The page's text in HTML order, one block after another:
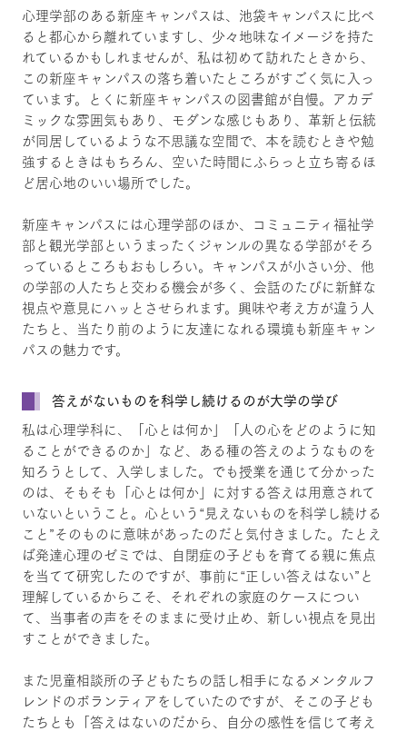
心理学部のある新座キャンパスは、池袋キャンパスに比べ
ると都心から離れていますし、少々地味なイメージを持た
れているかもしれませんが、私は初めて訪れたときから、
この新座キャンパスの落ち着いたところがすごく気に入っ
ています。とくに新座キャンパスの図書館が自慢。アカデ
ミックな雰囲気もあり、モダンな感じもあり、革新と伝統
が同居しているような不思議な空間で、本を読むときや勉
強するときはもちろん、空いた時間にふらっと立ち寄るほ
ど居心地のいい場所でした。
新座キャンパスには心理学部のほか、コミュニティ福祉学
部と観光学部というまったくジャンルの異なる学部がそろ
っているところもおもしろい。キャンパスが小さい分、他
の学部の人たちと交わる機会が多く、会話のたびに新鮮な
視点や意見にハッとさせられます。興味や考え方が違う人
たちと、当たり前のように友達になれる環境も新座キャン
パスの魅力です。
答えがないものを科学し続けるのが大学の学び
私は心理学科に、「心とは何か」「人の心をどのように知
ることができるのか」など、ある種の答えのようなものを
知ろうとして、入学しました。でも授業を通じて分かった
のは、そもそも「心とは何か」に対する答えは用意されて
いないということ。心という“見えないものを科学し続ける
こと”そのものに意味があったのだと気付きました。たとえ
ば発達心理のゼミでは、自閉症の子どもを育てる親に焦点
を当てて研究したのですが、事前に“正しい答えはない”と
理解しているからこそ、それぞれの家庭のケースについ
て、当事者の声をそのままに受け止め、新しい視点を見出
すことができました。
また児童相談所の子どもたちの話し相手になるメンタルフ
レンドのボランティアをしていたのですが、そこの子ども
たちとも「答えはないのだから、自分の感性を信じて考え